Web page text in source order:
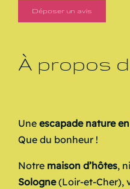
Déposer un avis
À propos
Une escapade nature
Que du bonheur !
Notre maison d’hôtes,
Sologne(Loir-et-Cher),